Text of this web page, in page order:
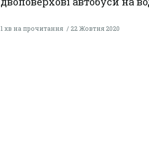
1 хв на прочитання 22 Жовтня 2020